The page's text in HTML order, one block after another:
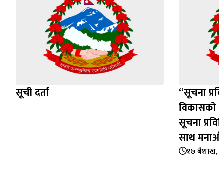
सूची दर्ता
“सूचना
विकासको
सूचना
साथ
१७ बैशाख,